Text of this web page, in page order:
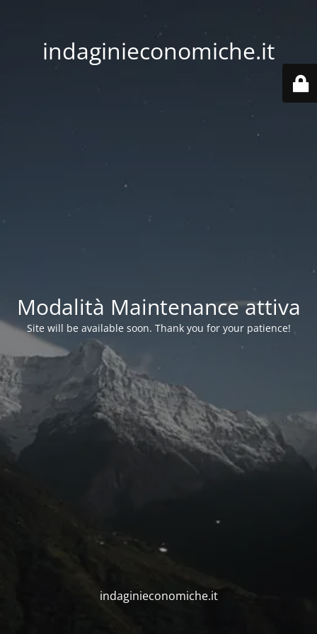
indaginieconomiche.it
Modalità Maintenance attiva
Site will be available soon. Thank you for your patience!
indaginieconomiche.it